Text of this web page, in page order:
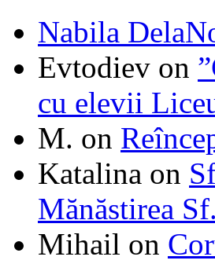
Nabila
Evtodiev on
cu elevii
M. on
Katalina on
Mănăstirea
Mihail on